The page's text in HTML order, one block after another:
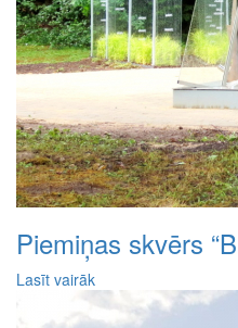
Piemiņas skvērs
Lasīt vairāk